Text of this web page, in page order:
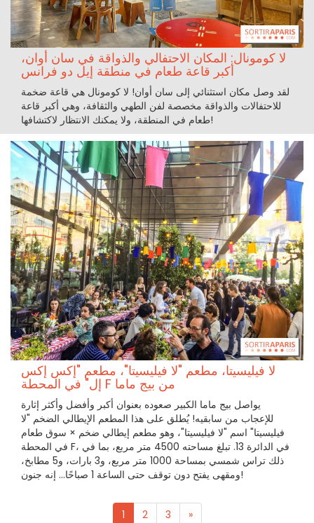
لا كومونال: المكان الاحتفالي والذواقة في سان أوان،
أكبر قاعة طعام في منطقة إيل دو فرانس
لقد وصل مكان استثنائي إلى سان أوان! لا كومونال هي قاعة ضخمة
للاحتفالات والذواقة مخصصة لفن الطهي والثقافة، وهي أكبر قاعة
طعام في المنطقة، ولا يمكنك الانتظار لاكتشافها!
لا فيليسيتا، مطعم "لا فيليسيتا"، مطعم "إكس إكس
إل" في المحطة F من بيج ماما
يواصل بيج ماما الكبير صعوده بعنوان أكبر وأفضل وأكثر إثارة
للإعجاب من سابقيه! يُطلق على هذا المطعم الإيطالي الضخم "لا
فيليسيتا" اسم "لا فيليسيتا"، وهو مطعم إيطالي ضخم × سوق طعام
في المحطة F، في الدائرة 13. تبلغ مساحته 4500 متر مربع، بما في
ذلك تراس شمسي بمساحة 1000 متر مربع، و3 بارات، و5 مطابخ،
ومقهى يفتح دون توقف حتى الساعة 1 صباحًا... إنه جنون!
1 2 3 »